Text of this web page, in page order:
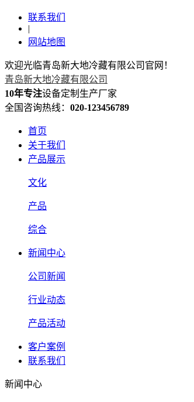
联系我们
|
网站地图
欢迎光临青岛新大地冷藏有限公司官网！
青岛新大地冷藏有限公司
10年专注设备定制生产厂家
全国咨询热线： 020-123456789
首页
关于我们
产品展示
文化
产品
综合
新闻中心
公司新闻
行业动态
产品活动
客户案例
联系我们
新闻中心